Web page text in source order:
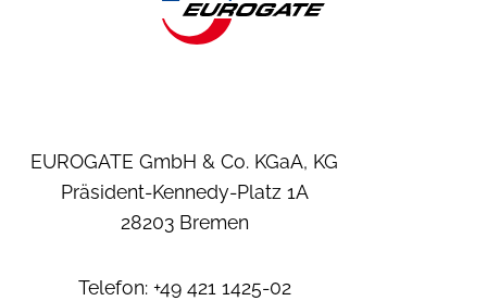
EUROGATE GmbH & Co. KGaA, KG
Präsident-Kennedy-Platz 1A
28203 Bremen
Telefon: +49 421 1425-02